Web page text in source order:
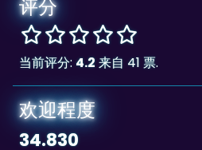
当前评分: 4.2 来自 41 票.
欢迎程度
34.830
这个游戏被玩了 34.830 次.